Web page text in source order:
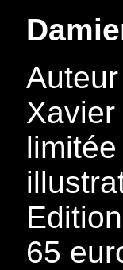
65